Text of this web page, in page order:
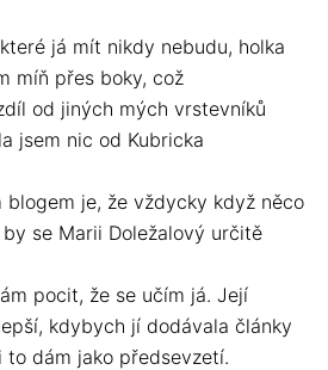
já mít nikdy nebudu, holka
míň přes boky, což
od jiných mých vrstevníků
jsem nic od Kubricka
je, že vždycky když něco
by se Marii Doležalový určitě
pocit, že se učím já. Její
kdybych jí dodávala články
to dám jako předsevzetí.